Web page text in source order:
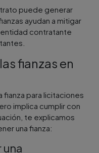
puede generar
ayudan a mitigar
contratante
fianzas en
fianza para licitaciones
implica cumplir con
te explicamos
una fianza:
una